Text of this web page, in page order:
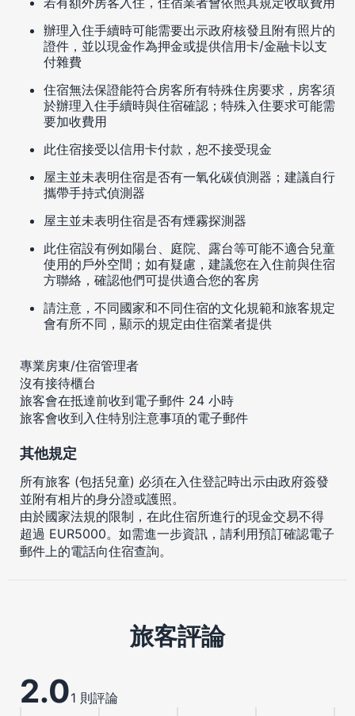
辦理入住手續時可能需要出示政府核發且附有照片的
證件，並以現金作為押金或提供信用卡/金融卡以支
付雜費
住宿無法保證能符合房客所有特殊住房要求，房客須
於辦理入住手續時與住宿確認；特殊入住要求可能需
要加收費用
此住宿接受以信用卡付款，恕不接受現金
屋主並未表明住宿是否有一氧化碳偵測器；建議自行
攜帶手持式偵測器
屋主並未表明住宿是否有煙霧探測器
此住宿設有例如陽台、庭院、露台等可能不適合兒童
使用的戶外空間；如有疑慮，建議您在入住前與住宿
方聯絡，確認他們可提供適合您的客房
請注意，不同國家和不同住宿的文化規範和旅客規定
會有所不同，顯示的規定由住宿業者提供
專業房東/住宿管理者
沒有接待櫃台
旅客會在抵達前收到電子郵件 24 小時
旅客會收到入住特別注意事項的電子郵件
其他規定
所有旅客 (包括兒童) 必須在入住登記時出示由政府簽發
並附有相片的身分證或護照。
由於國家法規的限制，在此住宿所進行的現金交易不得
超過 EUR5000。如需進一步資訊，請利用預訂確認電子
郵件上的電話向住宿查詢。
旅客評論
2.01 則評論